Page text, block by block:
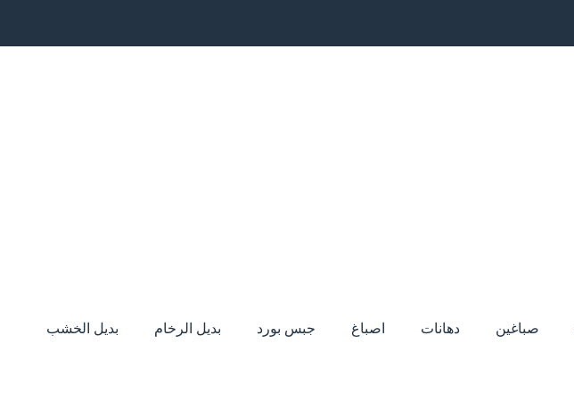
صباغين دهانات اصباغ جبس بورد بديل الرخام بديل الخشب